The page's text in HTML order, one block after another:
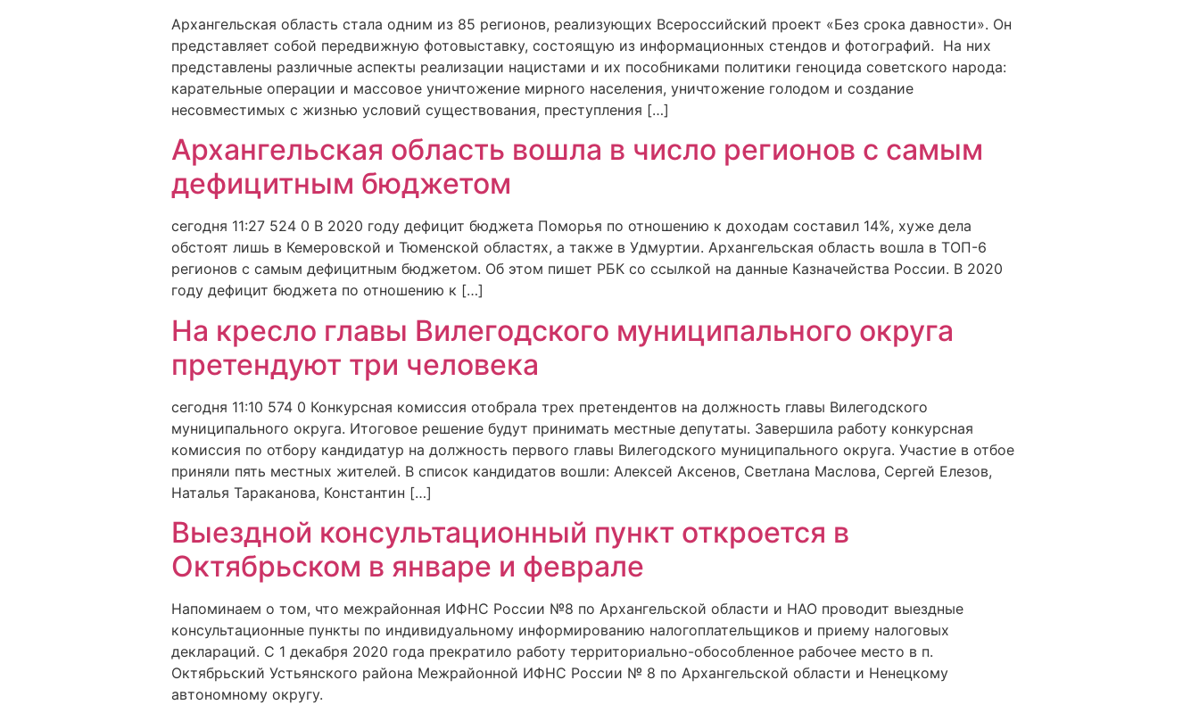
Архангельская область стала одним из 85 регионов, реализующих Всероссийский проект «Без срока давности». Он
представляет собой передвижную фотовыставку, состоящую из информационных стендов и фотографий. На них
представлены различные аспекты реализации нацистами и их пособниками политики геноцида советского народа:
карательные операции и массовое уничтожение мирного населения, уничтожение голодом и создание
несовместимых с жизнью условий существования, преступления […]
Архангельская область вошла в число регионов с самым
дефицитным бюджетом
сегодня 11:27 524 0 В 2020 году дефицит бюджета Поморья по отношению к доходам составил 14%, хуже дела
обстоят лишь в Кемеровской и Тюменской областях, а также в Удмуртии. Архангельская область вошла в ТОП-6
регионов с самым дефицитным бюджетом. Об этом пишет РБК со ссылкой на данные Казначейства России. В 2020
году дефицит бюджета по отношению к […]
На кресло главы Вилегодского муниципального округа
претендуют три человека
сегодня 11:10 574 0 Конкурсная комиссия отобрала трех претендентов на должность главы Вилегодского
муниципального округа. Итоговое решение будут принимать местные депутаты. Завершила работу конкурсная
комиссия по отбору кандидатур на должность первого главы Вилегодского муниципального округа. Участие в отбое
приняли пять местных жителей. В список кандидатов вошли: Алексей Аксенов, Светлана Маслова, Сергей Елезов,
Наталья Тараканова, Константин […]
Выездной консультационный пункт откроется в
Октябрьском в январе и феврале
Напоминаем о том, что межрайонная ИФНС России №8 по Архангельской области и НАО проводит выездные
консультационные пункты по индивидуальному информированию налогоплательщиков и приему налоговых
деклараций. С 1 декабря 2020 года прекратило работу территориально-обособленное рабочее место в п.
Октябрьский Устьянского района Межрайонной ИФНС России № 8 по Архангельской области и Ненецкому
автономному округу.